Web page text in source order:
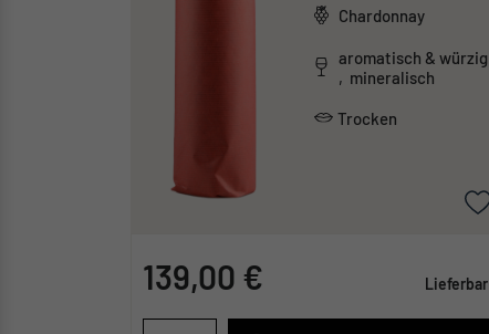
Chardonnay
aromatisch & würzig
, mineralisch
Trocken
139,00 € Lieferbar